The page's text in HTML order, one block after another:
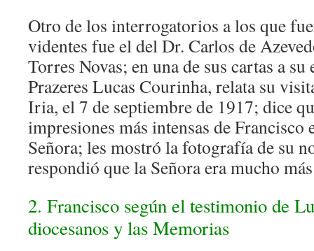
Otro de los interrogatorios a los que
videntes fue el del Dr. Carlos de
Torres Novas; en una de sus cartas a
Prazeres Lucas Courinha, relata su
Iria, el 7 de septiembre de 1917; dice
impresiones más intensas de Francisco
Señora; les mostró la fotografía de su
respondió que la Señora era mucho
2. Francisco según el testimonio de
diocesanos y las Memorias